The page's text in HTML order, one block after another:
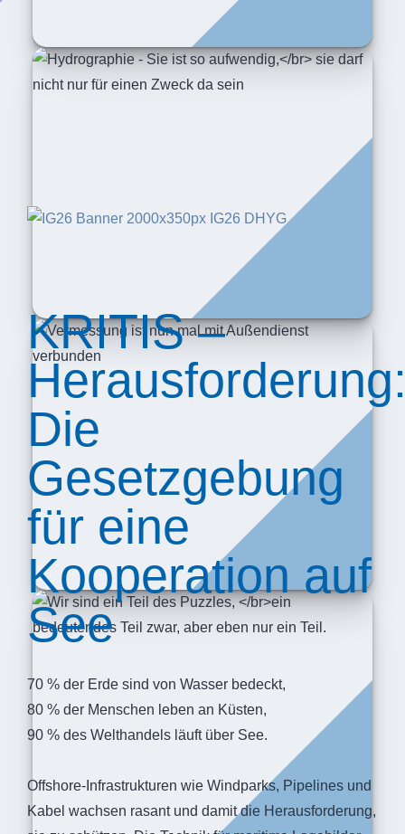
KRITIS –
Die
Gesetzgebung
für eine
Kooperation auf
See
70 % der Erde sind von Wasser bedeckt,
80 % der Menschen leben an Küsten,
90 % des Welthandels läuft über See.
Offshore-Infrastrukturen wie Windparks, Pipelines und
Kabel wachsen rasant und damit die Herausforderung,